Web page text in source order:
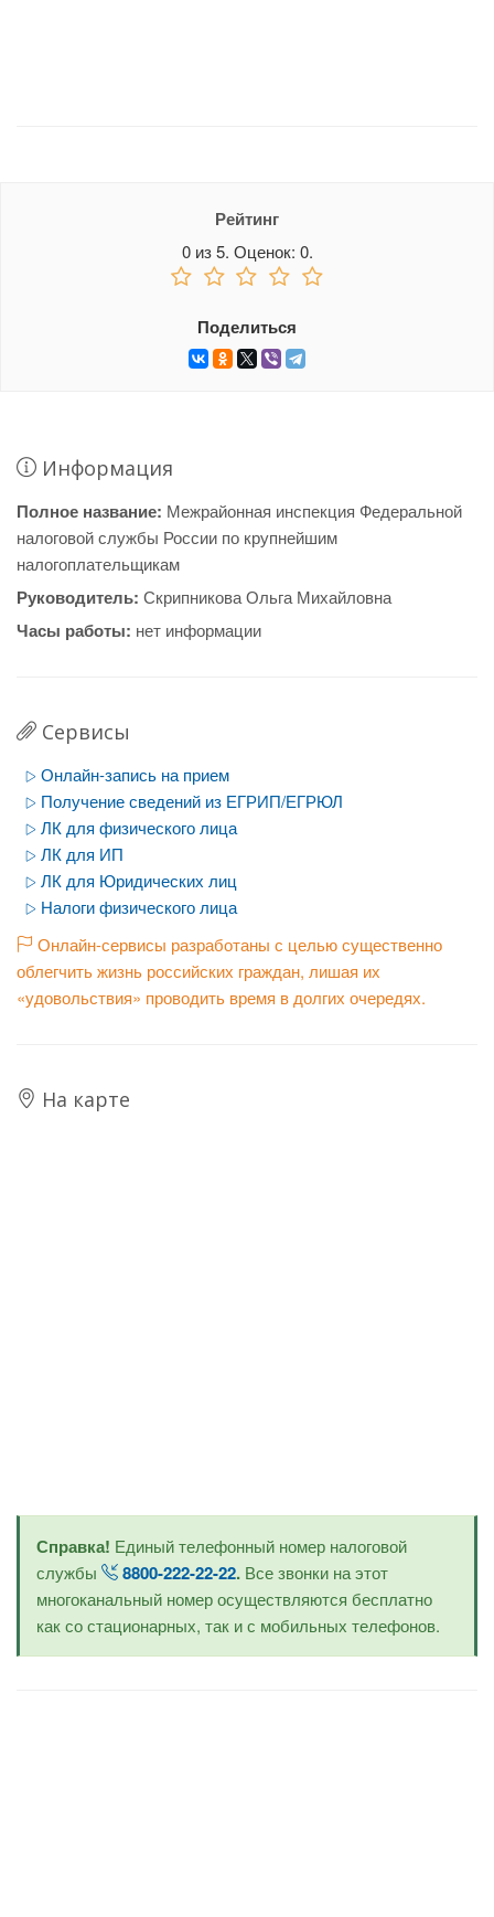
Рейтинг
0из5. Оценок: 0.
Поделиться
Информация
Полное название: Межрайонная инспекция Федеральной
налоговой службы России по крупнейшим
налогоплательщикам
Руководитель: Скрипникова Ольга Михайловна
Часы работы: нет информации
Сервисы
Онлайн-запись на прием
Получение сведений из ЕГРИП/ЕГРЮЛ
ЛК для физического лица
ЛК для ИП
ЛК для Юридических лиц
Налоги физического лица
Онлайн-сервисы разработаны с целью существенно
облегчить жизнь российских граждан, лишая их
«удовольствия» проводить время в долгих очередях.
На карте
Справка! Единый телефонный номер налоговой
службы
8800-222-22-22. Все звонки на этот
многоканальный номер осуществляются бесплатно
как со стационарных, так и с мобильных телефонов.